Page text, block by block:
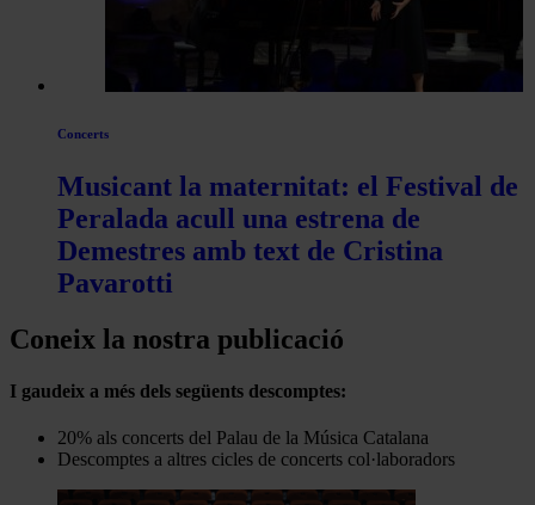
Concerts
Musicant la maternitat: el Festival de
Peralada acull una estrena de
Demestres amb text de Cristina
Pavarotti
Coneix la nostra publicació
I gaudeix a més dels següents descomptes:
20% als concerts del Palau de la Música Catalana
Descomptes a altres cicles de concerts col·laboradors